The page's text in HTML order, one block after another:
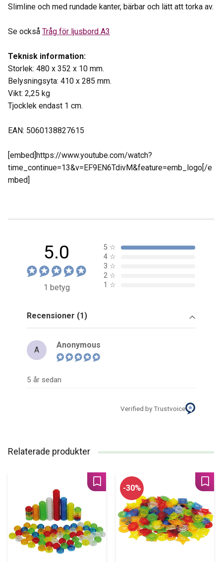
Slimline och med rundade kanter, bärbar och lätt att torka av.
Se också Tråg för ljusbord A3
Teknisk information:
Storlek: 480 x 352 x 10 mm.
Belysningsyta: 410 x 285 mm.
Vikt: 2,25 kg
Tjocklek endast 1 cm.
EAN: 5060138827615
[embed]https://www.youtube.com/watch?
time_continue=13&v=EF9EN6TdivM&feature=emb_logo[/e
mbed]
5.0
1 betyg
5 ☆
4 ☆
3 ☆
2 ☆
1 ☆
Recensioner (1)
A
Anonymous
5 år sedan
Verified by Trustvoice
Relaterade produkter
Lägg till i favoriter
30%